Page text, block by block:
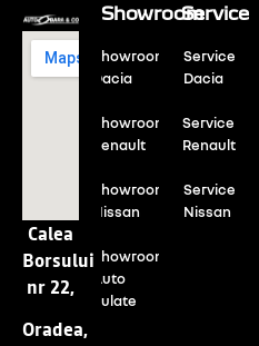
Calea
Borsului
nr 22,
Oradea,
Showroom
Showroom
Dacia
Showroom
Renault
Showroom
Nissan
Showroom
Auto
Rulate
Service
Service
Dacia
Service
Renault
Service
Nissan